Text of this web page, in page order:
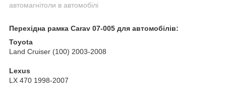
автомагнітоли в автомобілі
Перехідна рамка Carav 07-005 для автомобілів:
Toyota
Land Cruiser (100) 2003-2008
Lexus
LX 470 1998-2007